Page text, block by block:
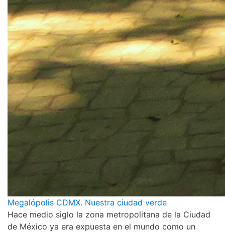
Megalópolis CDMX. Nuestra ciudad verde
Hace medio siglo la zona metropolitana de la Ciudad
de México ya era expuesta en el mundo como un